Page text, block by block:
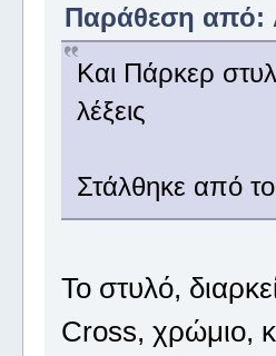
Παράθεση από:
Και Πάρκερ
λέξεις
Στάλθηκε από
Το στυλό,
Cross, χρώμιο,